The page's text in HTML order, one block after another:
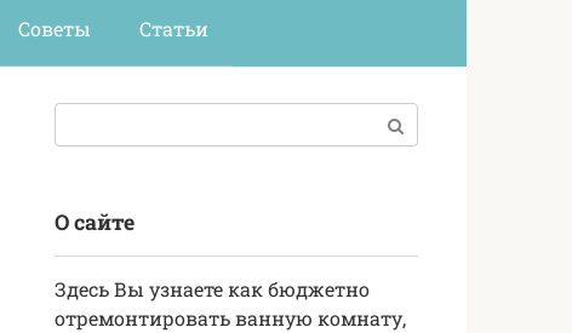
Советы Статьи
О сайте
Здесь Вы узнаете как бюджетно
отремонтировать ванную комнату,